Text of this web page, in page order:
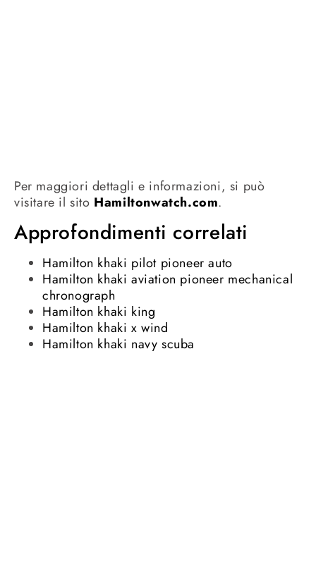
Per maggiori dettagli e informazioni, si può
visitare il sito Hamiltonwatch.com.
Approfondimenti correlati
Hamilton khaki pilot pioneer auto
Hamilton khaki aviation pioneer mechanical
chronograph
Hamilton khaki king
Hamilton khaki x wind
Hamilton khaki navy scuba